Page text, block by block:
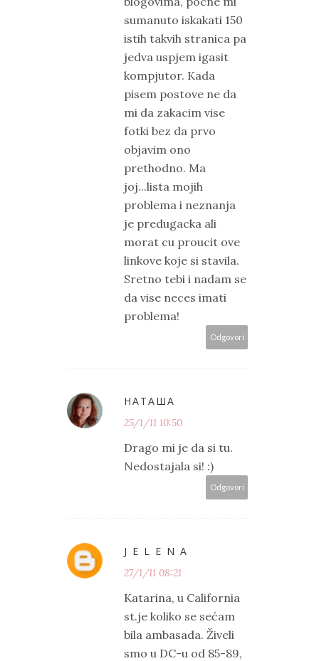
sumanuto iskakati 150
istih takvih stranica pa
jedva uspjem igasit
kompjutor. Kada
pisem postove ne da
mi da zakacim vise
fotki bez da prvo
objavim ono
prethodno. Ma
joj...lista mojih
problema i neznanja
je predugacka ali
morat cu proucit ove
linkove koje si stavila.
Sretno tebi i nadam se
da vise neces imati
problema!
Odgovori
НАТАША
25/1/11 10:50
Drago mi je da si tu.
Nedostajala si! :)
Odgovori
J E L E N A
27/1/11 08:21
Katarina, u California
st.je koliko se sećam
bila ambasada. Živeli
smo u DC-u od 85-89,